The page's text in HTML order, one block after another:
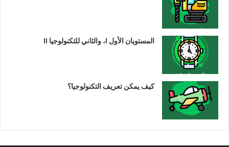
المستويان الأول I، والثاني للتكنولوجيا II
كيف يمكن تعريف التكنولوجيا؟